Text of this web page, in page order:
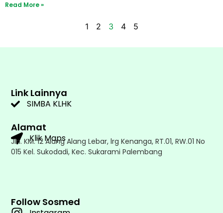
Read More »
1 2 3 4 5
Follow Sosmed
Link Lainnya
SIMBA KLHK
Alamat
Klik Maps
Jln. KM. 12 Alang Alang Lebar, lrg Kenanga, RT.01, RW.01 No
015 Kel. Sukodadi, Kec. Sukarami Palembang